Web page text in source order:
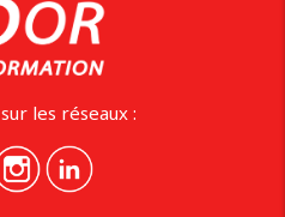
les réseaux :